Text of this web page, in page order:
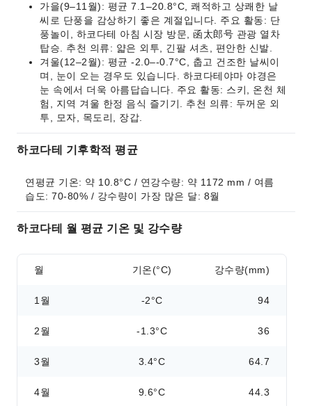
가을(9–11월): 평균 7.1–20.8°C, 쾌적하고 상쾌한 날
씨로 단풍을 감상하기 좋은 계절입니다. 주요 활동: 단
풍놀이, 하코다테 아침 시장 방문, 函太郎号 관광 열차
탑승. 추천 의류: 얇은 외투, 긴팔 셔츠, 편안한 신발.
겨울(12–2월): 평균 -2.0–-0.7°C, 춥고 건조한 날씨이
며, 눈이 오는 경우도 있습니다. 하코다테야마 야경은
눈 속에서 더욱 아름답습니다. 주요 활동: 스키, 온천 체
험, 지역 겨울 한정 음식 즐기기. 추천 의류: 두꺼운 외
투, 모자, 목도리, 장갑.
하코다테 기후학적 평균
연평균 기온: 약 10.8°C / 연강수량: 약 1172 mm / 여름
습도: 70-80% / 강수량이 가장 많은 달: 8월
하코다테 월 평균 기온 및 강수량
월 기온(°C) 강수량(mm)
1월 -2°C 94
2월 -1.3°C 36
3월 3.4°C 64.7
4월 9.6°C 44.3